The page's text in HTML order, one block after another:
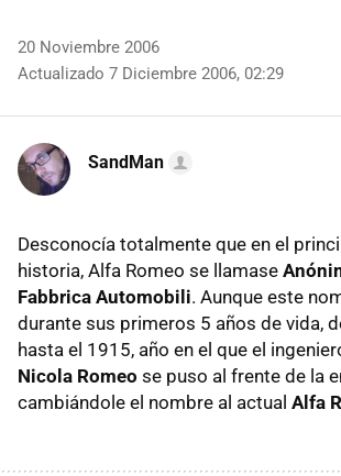
20 Noviembre 2006
Actualizado 7 Diciembre 2006, 02:29
SandMan
Desconocía totalmente que en el
historia, Alfa Romeo se llamase
Fabbrica Automobili. Aunque este
durante sus primeros 5 años de vida,
hasta el 1915, año en el que el
Nicola Romeo se puso al frente de la
cambiándole el nombre al actual Alfa